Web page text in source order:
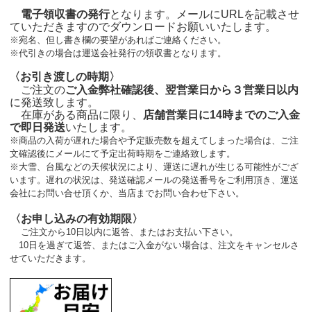
電子領収書の発行となります。メールにURLを記載させ
ていただきますのでダウンロードお願いいたします。
※宛名、但し書き欄の要望があればご連絡ください。
※代引きの場合は運送会社発行の領収書となります。
〈お引き渡しの時期〉
ご注文のご入金弊社確認後、翌営業日から３営業日以内
に発送致します。
在庫がある商品に限り、
店舗営業日に14時までのご入金
で即日発送いたします。
※商品の入荷が遅れた場合や予定販売数を超えてしまった場合は、ご注
文確認後にメールにて予定出荷時期をご連絡致します。
※大雪、台風などの天候状況により、運送に遅れが生じる可能性がござ
います。遅れの状況は、発送確認メールの発送番号をご利用頂き、運送
会社にお問い合せ頂くか、当店までお問い合わせ下さい。
〈お申し込みの有効期限〉
ご注文から10日以内に返答、またはお支払い下さい。
10日を過ぎて返答、またはご入金がない場合は、注文をキャンセルさ
せていただきます。